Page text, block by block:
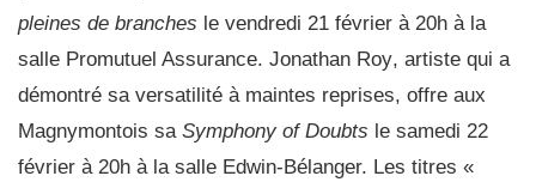
pleines de branches le vendredi 21 février à 20h à la
salle Promutuel Assurance. Jonathan Roy, artiste qui a
démontré sa versatilité à maintes reprises, offre aux
Magnymontois sa Symphony of Doubts le samedi 22
février à 20h à la salle Edwin-Bélanger. Les titres «